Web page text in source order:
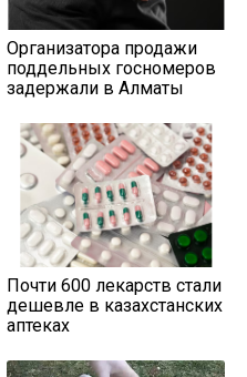
Организатора продажи
поддельных госномеров
задержали в Алматы
Почти 600 лекарств стали
дешевле в казахстанских
аптеках